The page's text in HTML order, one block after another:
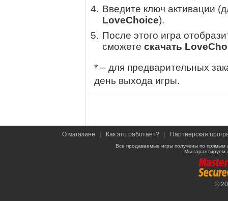
Введите ключ активации
LoveChoice).
После этого игра
сможете скачать
* – для предварительных
день выхода игры.
О магазине Как это работает? Партнерская
Все продаваемые игры получены по
Мы гарантируем
©